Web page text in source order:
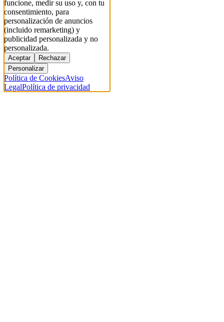
funcione, medir su uso y, con tu
consentimiento, para
personalización de anuncios
(incluido remarketing) y
publicidad personalizada y no
personalizada.
Aceptar
Rechazar
Personalizar
Política de CookiesAviso
LegalPolítica de privacidad